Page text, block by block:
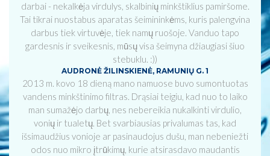
darbai - nekalkėja virdulys, skalbinių minkštiklius pamiršome.
Tai tikrai nuostabus aparatas šeimininkėms, kuris palengvina
darbus tiek virtuvėje, tiek namų ruošoje. Vanduo tapo
gardesnis ir sveikesnis, mūsų visa šeimyna džiaugiasi šiuo
stebuklu. :))
AUDRONĖ ŽILINSKIENĖ, RAMUNIŲ G. 1
2013 m. kovo 18 dieną mano namuose buvo sumontuotas
vandens minkštinimo filtras. Drąsiai teigiu, kad nuo to laiko
man sumažėjo darbų, nes nebereikia nukalkinti virdulio,
vonių ir tualetų. Bet svarbiausias privalumas tas, kad
išsimaudžius vonioje ar pasinaudojus dušu, man nebeniežti
odos nuo mikro įtrūkimų, kurie atsirasdavo maudantis